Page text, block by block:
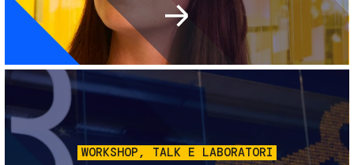
Immagine
WORKSHOP, TALK E LABORATORI